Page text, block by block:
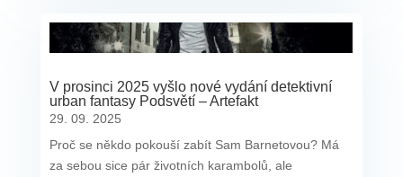
V prosinci 2025 vyšlo nové vydání detektivní
urban fantasy Podsvětí – Artefakt
29. 09. 2025
Proč se někdo pokouší zabít Sam Barnetovou? Má
za sebou sice pár životních karambolů, ale